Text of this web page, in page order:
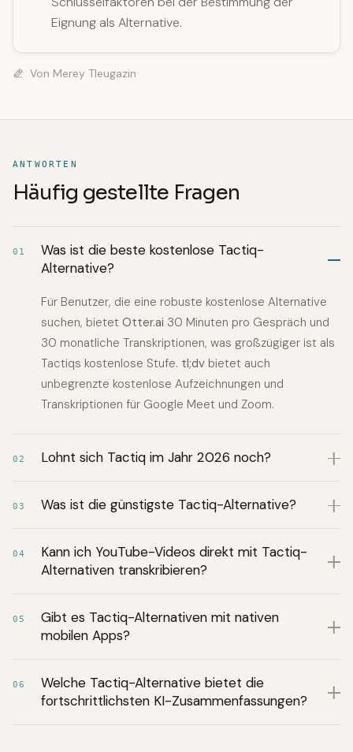
Eignung als Alternative.
Von Merey Tleugazin
ANTWORTEN
Häufig gestellte Fragen
01
Was ist die beste kostenlose Tactiq-
Alternative?
Für Benutzer, die eine robuste kostenlose Alternative
suchen, bietet Otter.ai 30 Minuten pro Gespräch und
30 monatliche Transkriptionen, was großzügiger ist als
Tactiqs kostenlose Stufe. tl;dv bietet auch
unbegrenzte kostenlose Aufzeichnungen und
Transkriptionen für Google Meet und Zoom.
02 Lohnt sich Tactiq im Jahr 2026 noch?
03 Was ist die günstigste Tactiq-Alternative?
04
Kann ich YouTube-Videos direkt mit Tactiq-
Alternativen transkribieren?
05
Gibt es Tactiq-Alternativen mit nativen
mobilen Apps?
06
Welche Tactiq-Alternative bietet die
fortschrittlichsten KI-Zusammenfassungen?